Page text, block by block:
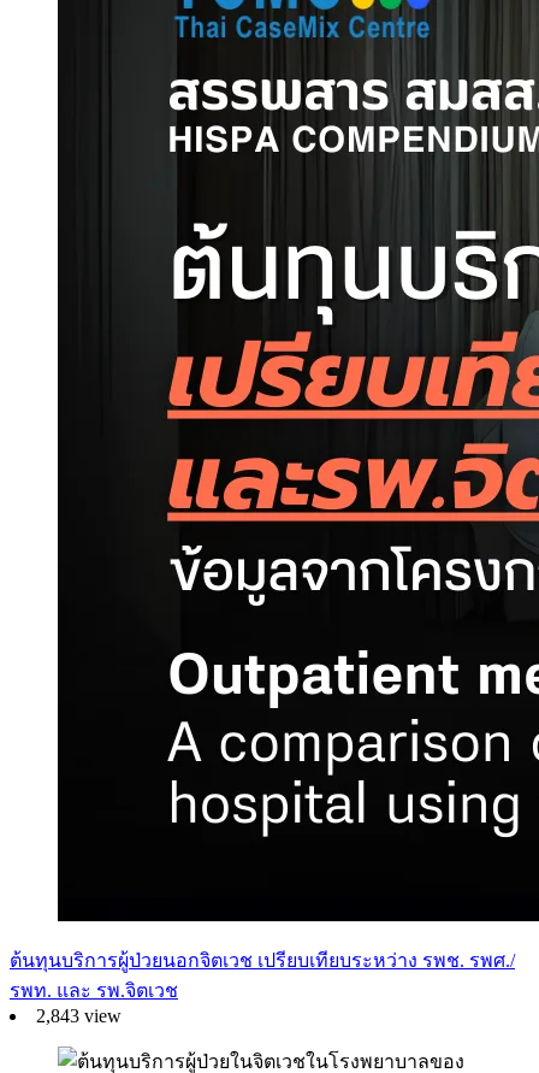
ต้นทุนบริการผู้ป่วยนอกจิตเวช เปรียบเทียบระหว่าง รพช. รพศ./
รพท. และ รพ.จิตเวช
2,843 view